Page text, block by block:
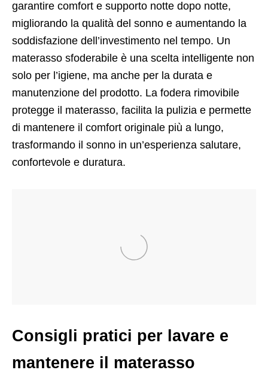
garantire comfort e supporto notte dopo notte,
migliorando la qualità del sonno e aumentando la
soddisfazione dell’investimento nel tempo. Un
materasso sfoderabile è una scelta intelligente non
solo per l’igiene, ma anche per la durata e
manutenzione del prodotto. La fodera rimovibile
protegge il materasso, facilita la pulizia e permette
di mantenere il comfort originale più a lungo,
trasformando il sonno in un’esperienza salutare,
confortevole e duratura.
Consigli pratici per lavare e
mantenere il materasso